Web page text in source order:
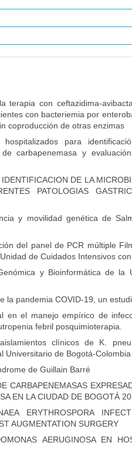
terapia con ceftazidima-
con bacteriemia por
coproducción de otras enzimas
para
de carbapenemasa y
DE LA
PATOLOGIAS
y movilidad genética de
del panel de PCR múltiple
de Cuidados Intensivos
y Bioinformática de la
la pandemia COVID-19, un
en el manejo empírico de
febril posquimioterapia.
clínicos de K.
Universitario de Bogotá-
de Guillain Barré
CARBAPENEMASAS
EN LA CIUDAD DE BOGOTÁ
ERYTHROSPORA
AUGMENTATION SURGERY
AERUGINOSA EN